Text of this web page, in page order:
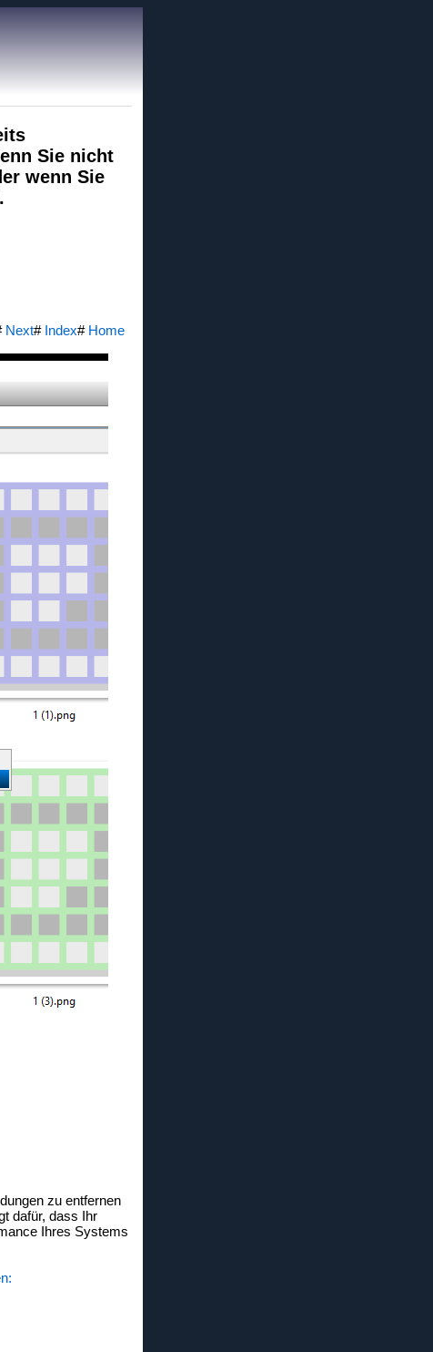
Sie nicht
wenn Sie
Next# Index# Home
zu entfernen
dafür, dass Ihr
Ihres Systems